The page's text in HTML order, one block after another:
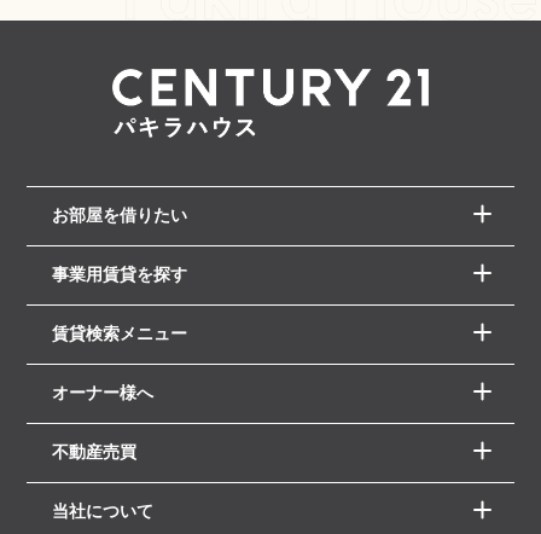
お部屋を借りたい
事業用賃貸を探す
賃貸検索メニュー
オーナー様へ
不動産売買
当社について